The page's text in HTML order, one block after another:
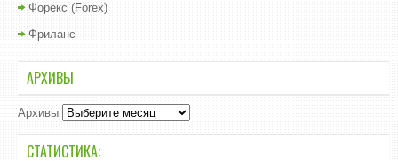
Форекс (Forex)
Фриланс
АРХИВЫ
Архивы
СТАТИСТИКА: